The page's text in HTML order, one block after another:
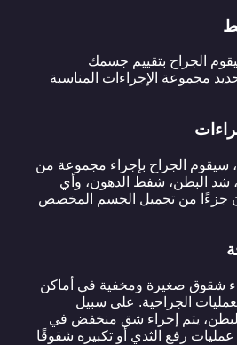
الجراح بتقييم جسمك
مجموعة الإجراءات المناسبة
سيقوم الجراح بإجراء مجموعة من
شد البطن، شفط الدهون، وأي
جزءًا من تجميل الجسم المخصص
شقوق صغيرة ومخفية في أماكن
الجراحية. على سبيل
البطن، يتم إجراء شق منخفض في
عمليات رفع الثدي أو تكبيره شقوقًا